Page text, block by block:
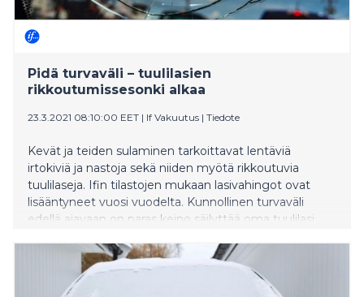
Pidä turvaväli – tuulilasien
rikkoutumissesonki alkaa
23.3.2021 08:10:00 EET | If Vakuutus | Tiedote
Kevät ja teiden sulaminen tarkoittavat lentäviä
irtokiviä ja nastoja sekä niiden myötä rikkoutuvia
tuulilaseja. Ifin tilastojen mukaan lasivahingot ovat
lisääntyneet vuosi vuodelta. Kunnollinen turvaväli
edellä ajavaan on paras keino säilyttää oma tuulilasi